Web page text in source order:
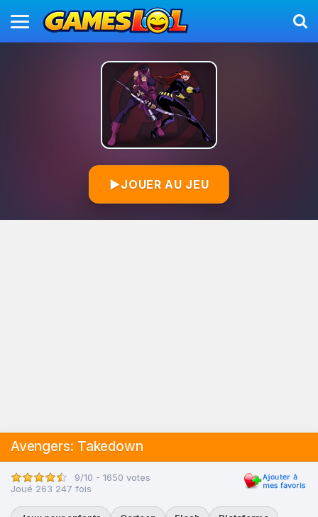
▶JOUER AU JEU
Avengers: Takedown
9/10 - 1650 votes
Joué 263 247 fois